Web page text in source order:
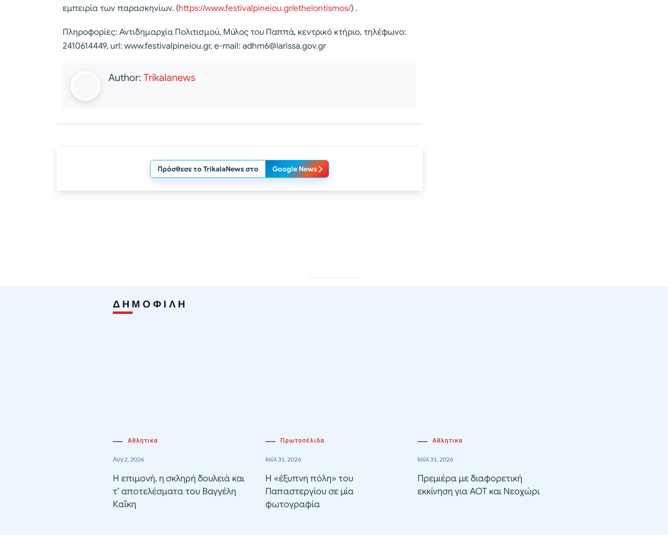
εμπειρία των παρασκηνίων. (https://www.festivalpineiou.gr/ethelontismos/) .
Πληροφορίες: Αντιδημαρχία Πολιτισμού, Μύλος του Παππά, κεντρικό κτήριο, τηλέφωνο:
2410614449, url: www.festivalpineiou.gr, e-mail: adhm6@larissa.gov.gr
Author: Trikalanews
Πρόσθεσε το TrikalaNews στο Google News
ΔΗΜΟΦΙΛΗ
Αθλητικα
Αυγ 2, 2026
Η επιμονή, η σκληρή δουλειά και
τ’ αποτελέσματα του Βαγγέλη
Καΐκη
Πρωτοσέλιδα
Ιούλ 31, 2026
Η «έξυπνη πόλη» του
Παπαστεργίου σε μία
φωτογραφία
Αθλητικα
Ιούλ 31, 2026
Πρεμιέρα με διαφορετική
εκκίνηση για ΑΟΤ και Νεοχώρι